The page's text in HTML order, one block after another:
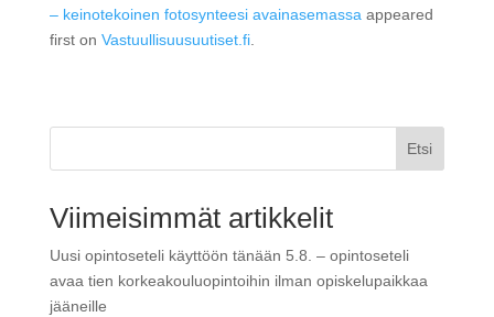
– keinotekoinen fotosynteesi avainasemassaappeared
first on Vastuullisuusuutiset.fi.
Etsi
Viimeisimmät artikkelit
Uusi opintoseteli käyttöön tänään 5.8. – opintoseteli
avaa tien korkeakouluopintoihin ilman opiskelupaikkaa
jääneille